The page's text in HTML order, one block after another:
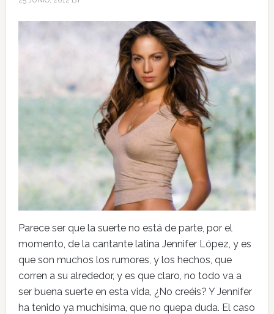
Parece ser que la suerte no está de parte, por el
momento, de la cantante latina Jennifer López, y es
que son muchos los rumores, y los hechos, que
corren a su alrededor, y es que claro, no todo va a
ser buena suerte en esta vida, ¿No creéis? Y Jennifer
ha tenido ya muchísima, que no quepa duda. El caso